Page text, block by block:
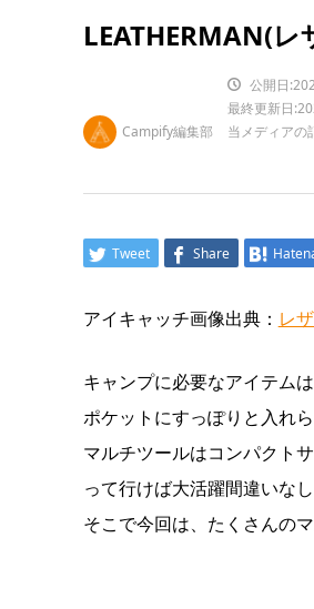
LEATHERMAN(
Campify編集部
公開日
最終更新日
当メディアの
Tweet Share
アイキャッチ画像出典： レ
キャンプに必要なアイテム
ポケットにすっぽりと入れ
マルチツールはコンパクト
って行けば大活躍間違いなし
そこで今回は、たくさんの